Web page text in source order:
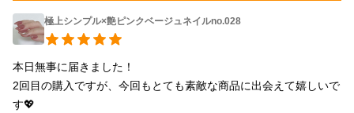
極上シンプル×艶ピンクベージュネイルno.028
本日無事に届きました！
2回目の購入ですが、今回もとても素敵な商品に出会えて嬉しいで
す💖